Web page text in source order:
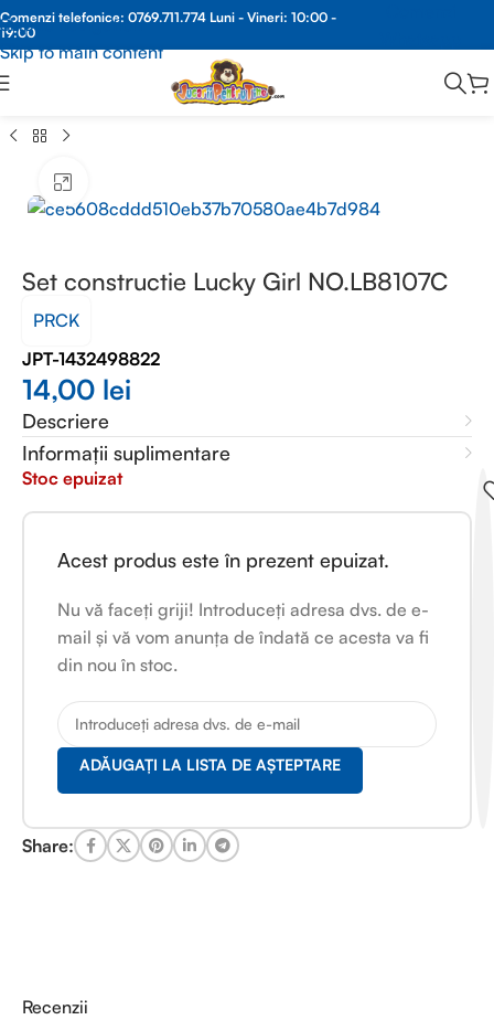
Skip to navigation
Skip to main content
Comenzi telefonice: 0769.711.774 Luni - Vineri: 10:00 -
19:00
JUCARII BLOCURI CONSTRUCTIE FETITE
Set constructie Lucky Girl NO.LB8107C
PRCK
JPT-1432498822
14,00 lei
Descriere
Informații suplimentare
Stoc epuizat
Acest produs este în prezent epuizat.
Nu vă faceți griji! Introduceți adresa dvs. de e-
mail și vă vom anunța de îndată ce acesta va fi
din nou în stoc.
ADĂUGAȚI LA LISTA DE AȘTEPTARE
Share:
Recenzii